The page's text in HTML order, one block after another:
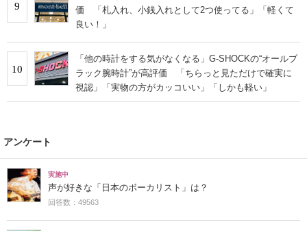
9
価 「札入れ、小銭入れとして2つ使ってる」「軽くて
良い！」
10
「他の時計をする気がなくなる」G-SHOCKの“オールブ
ラック腕時計”が高評価 「ちらっと見ただけで確実に
視認」「実物の方がカッコいい」「しかも軽い」
アンケート
実施中
声が好きな「日本のボーカリスト」は？
回答数：49563